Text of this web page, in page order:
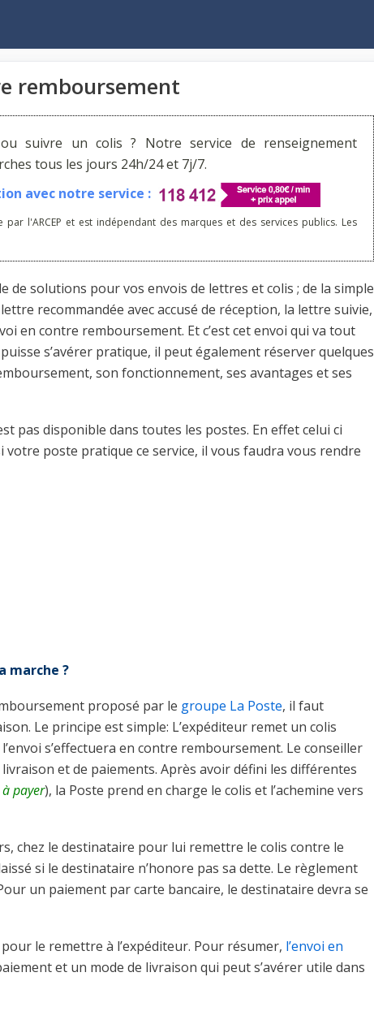
remboursement
suivre un colis ? Notre service de renseignement
tous les jours 24h/24 et 7j/7.
avec notre service :
l'ARCEP et est indépendant des marques et des services publics. Les
solutions pour vos envois de lettres et colis ; de la simple
recommandée avec accusé de réception, la lettre suivie,
en contre remboursement. Et c’est cet envoi qui va tout
s’avérer pratique, il peut également réserver quelques
son fonctionnement, ses avantages et ses
pas disponible dans toutes les postes. En effet celui ci
votre poste pratique ce service, il vous faudra vous rendre
marche ?
proposé par le groupe La Poste, il faut
Le principe est simple: L’expéditeur remet un colis
s’effectuera en contre remboursement. Le conseiller
et de paiements. Après avoir défini les différentes
payer), la Poste prend en charge le colis et l’achemine vers
chez le destinataire pour lui remettre le colis contre le
si le destinataire n’honore pas sa dette. Le règlement
un paiement par carte bancaire, le destinataire devra se
le remettre à l’expéditeur. Pour résumer, l’envoi en
et un mode de livraison qui peut s’avérer utile dans